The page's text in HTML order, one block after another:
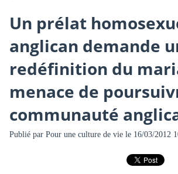
Un prélat
anglican demande
redéfinition du
menace de
communauté
Publié par Pour une culture de viele 16/03/2012